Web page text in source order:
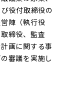
役付取締役の
陣（執行役
締役、監査
画に関する事
審議を実施し